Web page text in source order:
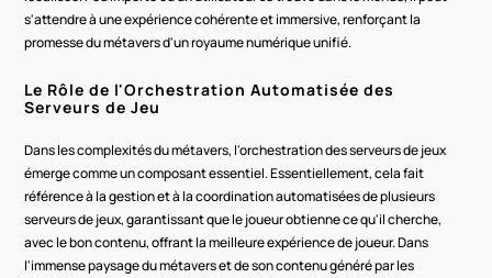
s'attendre à une expérience cohérente et immersive, renforçant la
promesse du métavers d'un royaume numérique unifié.
Le Rôle de l'Orchestration Automatisée des
Serveurs de Jeu
Dans les complexités du métavers, l'orchestration des serveurs de jeux
émerge comme un composant essentiel. Essentiellement, cela fait
référence à la gestion et à la coordination automatisées de plusieurs
serveurs de jeux, garantissant que le joueur obtienne ce qu'il cherche,
avec le bon contenu, offrant la meilleure expérience de joueur. Dans
l'immense paysage du métavers et de son contenu généré par les